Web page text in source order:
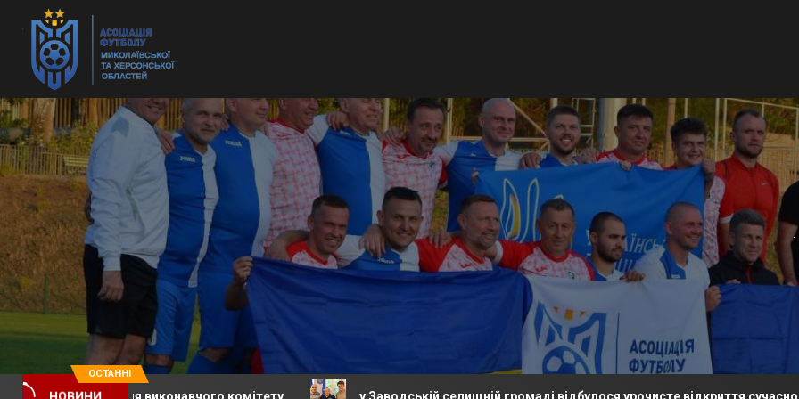
ОСТАННІ
засідання виконавчого комітету у Заводській селищній громаді відбулося урочисте відкриття сучасного